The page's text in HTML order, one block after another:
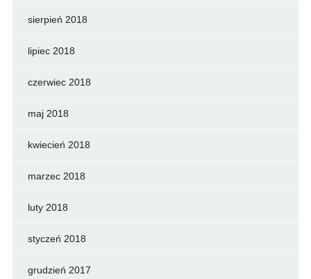
sierpień 2018
lipiec 2018
czerwiec 2018
maj 2018
kwiecień 2018
marzec 2018
luty 2018
styczeń 2018
grudzień 2017